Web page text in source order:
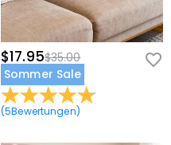
$17.95$35.00
Sommer Sale
(5Bewertungen)